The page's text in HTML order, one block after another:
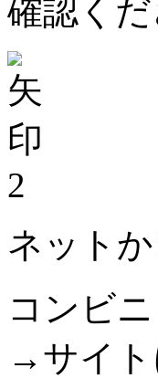
確認くだ
2
ネット
コンビ
→サイト